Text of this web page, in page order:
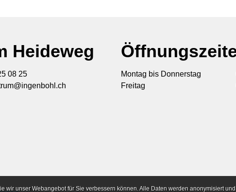
Heideweg
08 25
Montag bis Donnerstag
Freitag
wir unser Webangebot für Sie verbessern können. Alle Daten werden anonymisiert und